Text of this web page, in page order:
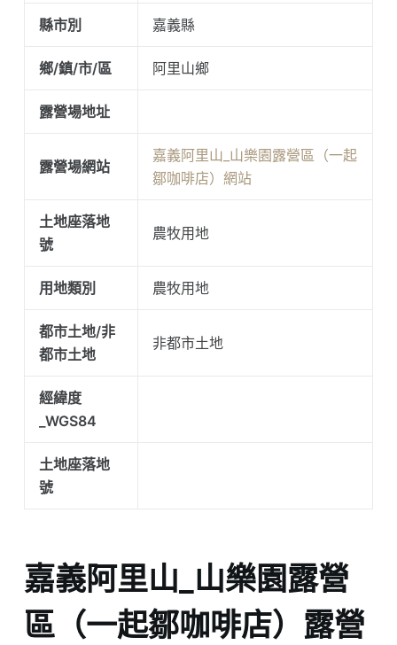
縣市別 嘉義縣
鄉/鎮/市/區 阿里山鄉
露營場地址
露營場網站
嘉義阿里山_山樂園露營區（一起
鄒咖啡店）網站
土地座落地
號
農牧用地
用地類別 農牧用地
都市土地/非
都市土地
非都市土地
經緯度
_WGS84
土地座落地
號
嘉義阿里山_山樂園露營
區（一起鄒咖啡店）露營